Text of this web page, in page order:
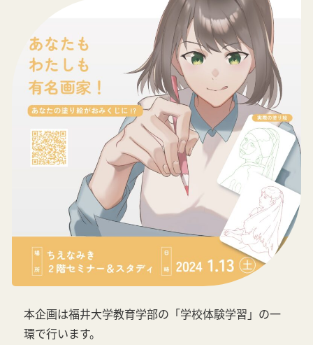
本企画は福井大学教育学部の「学校体験学習」の一
環で行います。